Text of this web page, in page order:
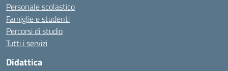
Personale scolastico
Famiglie e studenti
Percorsi di studio
Tutti i servizi
Didattica